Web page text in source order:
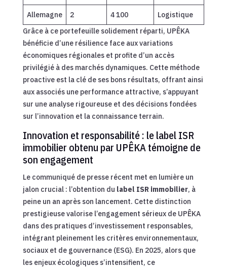
Allemagne 2 4 100
Logistique
Grâce à ce portefeuille solidement réparti, UPÊKA
bénéficie d’une résilience face aux variations
économiques régionales et profite d’un accès
privilégié à des marchés dynamiques. Cette méthode
proactive est la clé de ses bons résultats, offrant ainsi
aux associés une performance attractive, s’appuyant
sur une analyse rigoureuse et des décisions fondées
sur l’innovation et la connaissance terrain.
Innovation et responsabilité : le label ISR
immobilier obtenu par UPÊKA témoigne de
son engagement
Le communiqué de presse récent met en lumière un
jalon crucial : l’obtention du label ISR immobilier, à
peine un an après son lancement. Cette distinction
prestigieuse valorise l’engagement sérieux de UPÊKA
dans des pratiques d’investissement responsables,
intégrant pleinement les critères environnementaux,
sociaux et de gouvernance (ESG). En 2025, alors que
les enjeux écologiques s’intensifient, ce